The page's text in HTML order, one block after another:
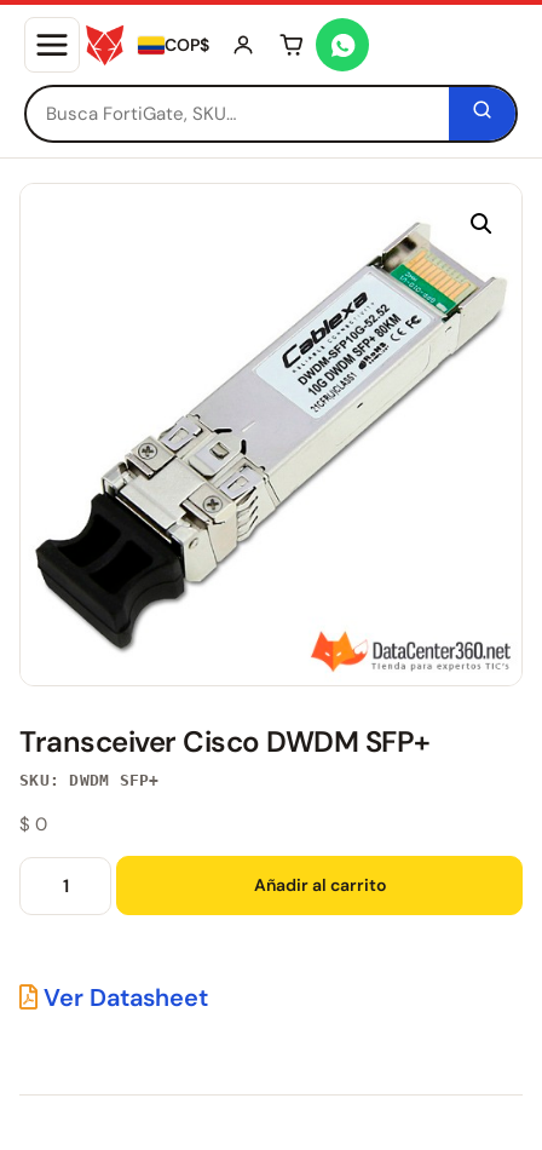
COP$ Tu carrito está vacío
Transceiver Cisco DWDM SFP+
SKU: DWDM SFP+
$ 0
Añadir al carrito
Ver Datasheet